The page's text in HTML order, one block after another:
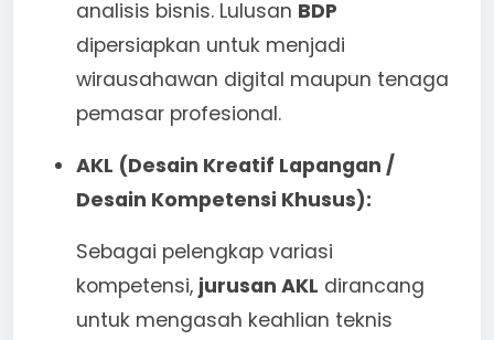
analisis bisnis. Lulusan BDP
dipersiapkan untuk menjadi
wirausahawan digital maupun tenaga
pemasar profesional.
AKL (Desain Kreatif Lapangan /
Desain Kompetensi Khusus):
Sebagai pelengkap variasi
kompetensi, jurusan AKL dirancang
untuk mengasah keahlian teknis